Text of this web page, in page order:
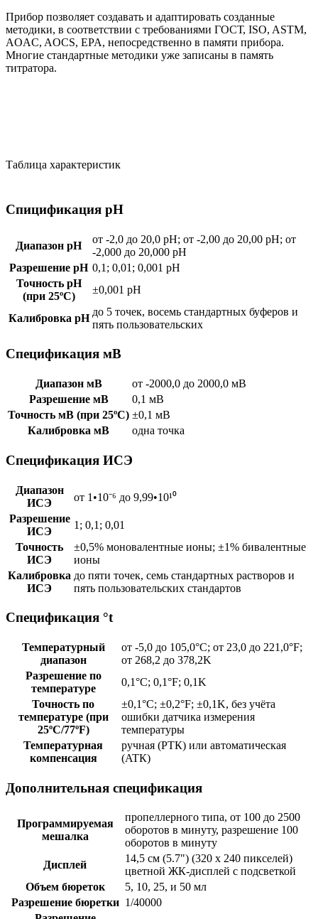
Прибор позволяет создавать и адаптировать созданные
методики, в соответствии с требованиями ГОСТ, ISO, ASTM,
AOAC, AOCS, EPA, непосредственно в памяти прибора.
Многие стандартные методики уже записаны в память
титратора.
Таблица характеристик
Спицификация рН
Диапазон pH
от -2,0 дo 20,0 pH; от -2,00 дo 20,00 pH; от
-2,000 дo 20,000 pH
Разрешение pH 0,1; 0,01; 0,001 pH
Точность pH
(при 25ºC)
±0,001 pH
Калибровка pH
до 5 точек, восемь стандартных буферов и
пять пользовательских
Спецификация мВ
Диапазон мВ
от -2000,0 дo 2000,0 мВ
Разрешение мВ
0,1 мВ
Точность мВ (при 25ºC) ±0,1 мВ
Калибровка мВ
одна точка
Спецификация ИСЭ
Диапазон
ИСЭ
от 1•10⁻⁶ дo 9,99•10¹⁰
Разрешение
ИСЭ
1; 0,1; 0,01
Точность
ИСЭ
±0,5% моновалентные ионы; ±1% бивалентные
ионы
Калибровка
ИСЭ
до пяти точек, семь стандартных растворов и
пять пользовательских стандартов
Спецификация °t
Температурный
диапазон
от -5,0 дo 105,0°C; от 23,0 дo 221,0°F;
от 268,2 дo 378,2K
Разрешение по
температуре
0,1°C; 0,1°F; 0,1K
Точность по
температуре (при
25ºC/77ºF)
±0,1°C; ±0,2°F; ±0,1K, без учёта
ошибки датчика измерения
температуры
Температурная
компенсация
ручная (РTК) или автоматическая
(ATК)
Дополнительная спецификация
Программируемая
мешалка
пропеллерного типа, от 100 до 2500
оборотов в минуту, разрешение 100
оборотов в минуту
Дисплей
14,5 см (5.7") (320 х 240 пикселей)
цветной ЖК-дисплей с подсветкой
Объем бюреток
5, 10, 25, и 50 мл
Разрешение бюретки 1/40000